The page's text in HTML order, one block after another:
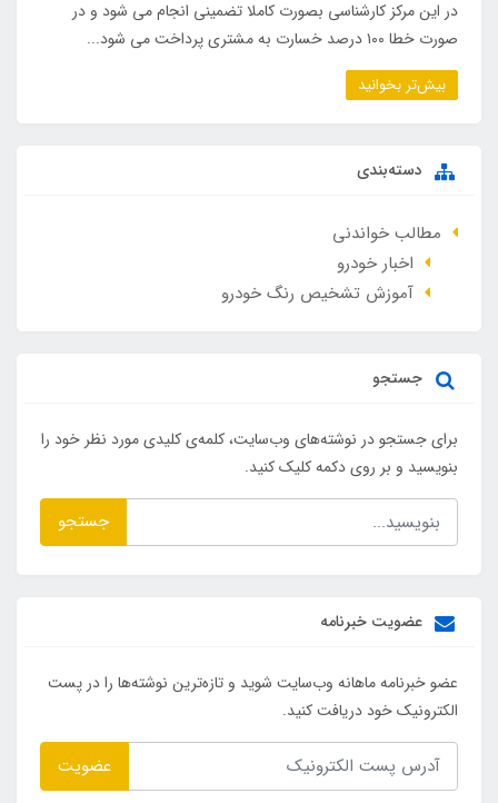
در این مرکز کارشناسی بصورت کاملا تضمینی انجام می شود و در
صورت خطا ۱۰۰ درصد خسارت به مشتری پرداخت می شود...
بیش‌تر بخوانید
دسته‌بندی
مطالب خواندنی
اخبار خودرو
آموزش تشخیص رنگ خودرو
جستجو
برای جستجو در نوشته‌های وب‌سایت، کلمه‌ی کلیدی مورد نظر خود را
بنویسید و بر روی دکمه کلیک کنید.
جستجو
عضویت خبرنامه
عضو خبرنامه ماهانه وب‌سایت شوید و تازه‌ترین نوشته‌ها را در پست
الکترونیک خود دریافت کنید.
عضویت